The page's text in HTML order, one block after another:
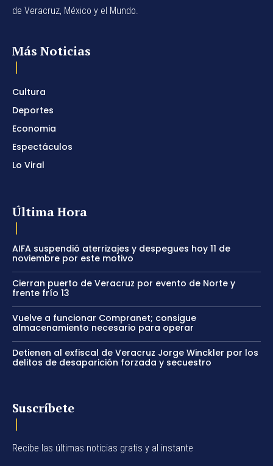
de Veracruz, México y el Mundo.
Más Noticias
Cultura
Deportes
Economia
Espectáculos
Lo Viral
Última Hora
AIFA suspendió aterrizajes y despegues hoy 11 de
noviembre por este motivo
Cierran puerto de Veracruz por evento de Norte y
frente frío 13
Vuelve a funcionar Compranet; consigue
almacenamiento necesario para operar
Detienen al exfiscal de Veracruz Jorge Winckler por los
delitos de desaparición forzada y secuestro
Suscríbete
Recibe las últimas noticias gratis y al instante